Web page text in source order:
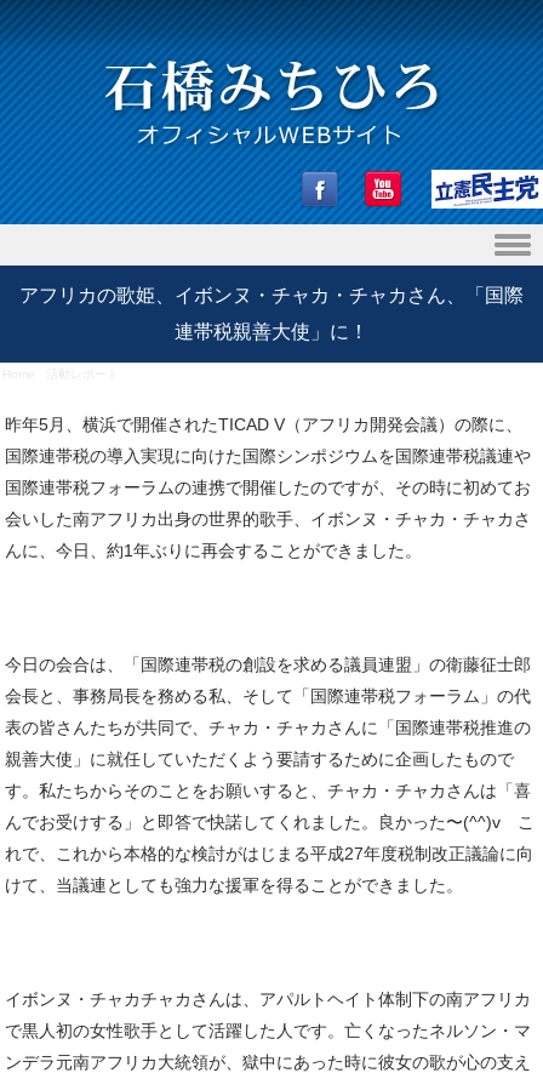
アフリカの歌姫、イボンヌ・チャカ・チャカさん、「国際
連帯税親善大使」に！
昨年5月、横浜で開催されたTICAD V（アフリカ開発会議）の際に、
国際連帯税の導入実現に向けた国際シンポジウムを国際連帯税議連や
国際連帯税フォーラムの連携で開催したのですが、その時に初めてお
会いした南アフリカ出身の世界的歌手、イボンヌ・チャカ・チャカさ
んに、今日、約1年ぶりに再会することができました。
今日の会合は、「国際連帯税の創設を求める議員連盟」の衛藤征士郎
会長と、事務局長を務める私、そして「国際連帯税フォーラム」の代
表の皆さんたちが共同で、チャカ・チャカさんに「国際連帯税推進の
親善大使」に就任していただくよう要請するために企画したもので
す。私たちからそのことをお願いすると、チャカ・チャカさんは「喜
んでお受けする」と即答で快諾してくれました。良かった〜(^^)v こ
れで、これから本格的な検討がはじまる平成27年度税制改正議論に向
けて、当議連としても強力な援軍を得ることができました。
イボンヌ・チャカチャカさんは、アパルトヘイト体制下の南アフリカ
で黒人初の女性歌手として活躍した人です。亡くなったネルソン・マ
ンデラ元南アフリカ大統領が、獄中にあった時に彼女の歌が心の支え